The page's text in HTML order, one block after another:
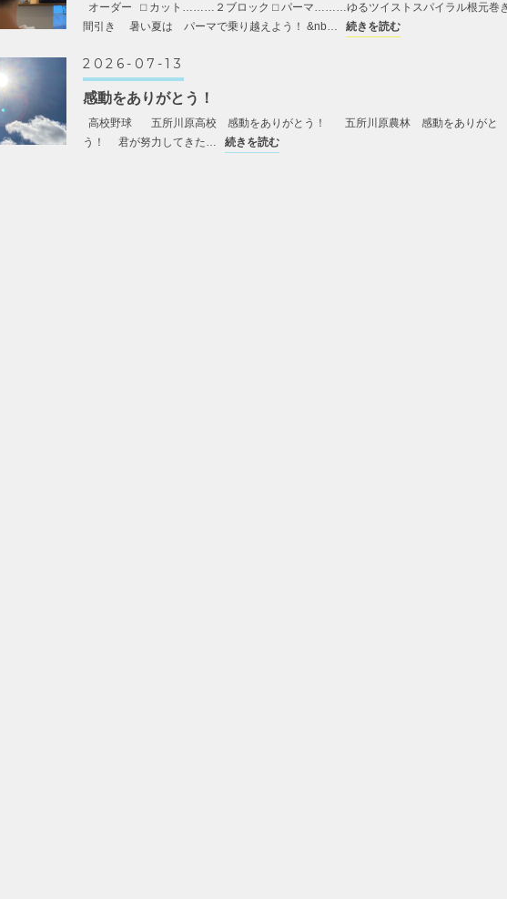
オーダー ⬜︎ カット………２ブロック ⬜︎ パーマ………ゆるツイストスパイラル根元巻
間引き 暑い夏は パーマで乗り越えよう！ &nb…
続きを読む
2026-07-13
感動をありがとう！
高校野球 五所川原高校 感動をありがとう！ 五所川原農林 感動をありがと
う！ 君が努力してきた…
続きを読む